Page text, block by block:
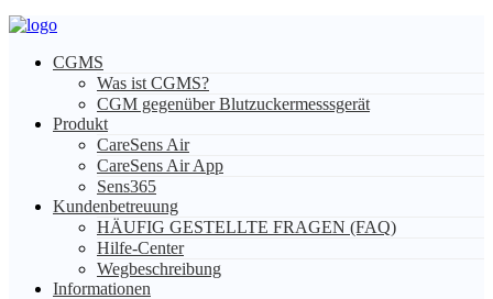
CGMS
Was ist CGMS?
CGM gegenüber Blutzuckermesssgerät
Produkt
CareSens Air
CareSens Air App
Sens365
Kundenbetreuung
HÄUFIG GESTELLTE FRAGEN (FAQ)
Hilfe-Center
Wegbeschreibung
Informationen